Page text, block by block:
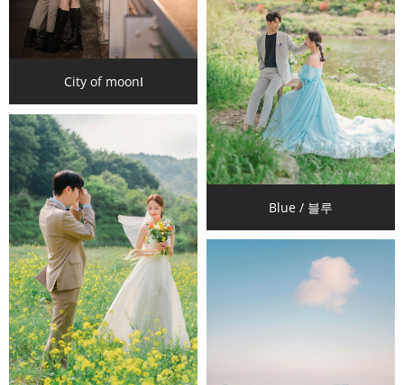
City of moonⅠ
Blue / 블루